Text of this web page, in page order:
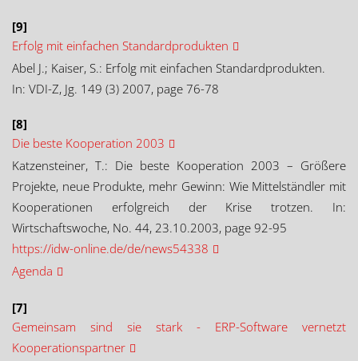
[9]
Erfolg mit einfachen Standardprodukten
Abel J.; Kaiser, S.: Erfolg mit einfachen Standardprodukten.
In: VDI-Z, Jg. 149 (3) 2007, page 76-78
[8]
Die beste Kooperation 2003
Katzensteiner, T.: Die beste Kooperation 2003 – Größere
Projekte, neue Produkte, mehr Gewinn: Wie Mittelständler mit
Kooperationen erfolgreich der Krise trotzen. In:
Wirtschaftswoche, No. 44, 23.10.2003, page 92-95
https://idw-online.de/de/news54338
Agenda
[7]
Gemeinsam sind sie stark - ERP-Software vernetzt
Kooperationspartner